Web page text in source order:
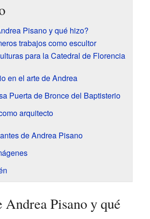
Pisano y qué hizo?
trabajos como escultor
para la Catedral de Florencia
en el arte de Andrea
Puerta de Bronce del Baptisterio
arquitecto
de Andrea Pisano
Andrea Pisano y qué